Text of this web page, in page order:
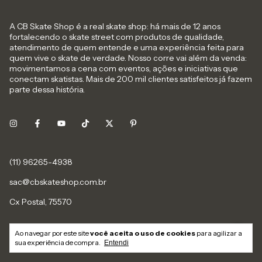
Ao navegar por este sitevocê aceita o uso de cookies para agilizar a
sua experiência de compra.
Entendi
A CB Skate Shop é a real skate shop: há mais de 12 anos
fortalecendo o skate street com produtos de qualidade,
atendimento de quem entende e uma experiência feita para
quem vive o skate de verdade. Nosso corre vai além da venda:
movimentamos a cena com eventos, ações e iniciativas que
conectam skatistas. Mais de 200 mil clientes satisfeitos já fazem
parte dessa história.
sac@cbskateshop.com.br
Cx Postal, 75570
ÍNICIO